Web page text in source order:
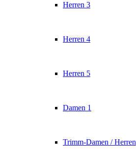
Herren 3
Herren 4
Herren 5
Damen 1
Trimm-Damen / Herren